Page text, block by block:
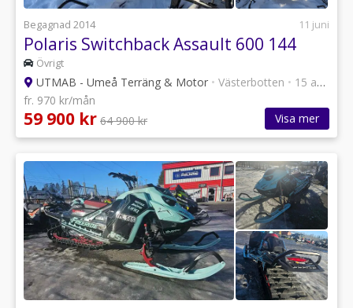
Begagnad 2014 11 juni
Polaris Switchback Assault 600 144
Övrigt
UTMAB - Umeå Terräng & Motor • Västerbotten • 15 annonser
fr. 970 kr/mån
59 900 kr 64 900 kr Visa mer